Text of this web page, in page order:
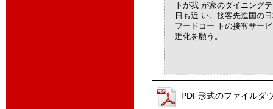
トが我 が家のダイニング
日も近 い。接客先進国の
フードコー トの接客サー
進化を願う。
PDF形式のファイルダ